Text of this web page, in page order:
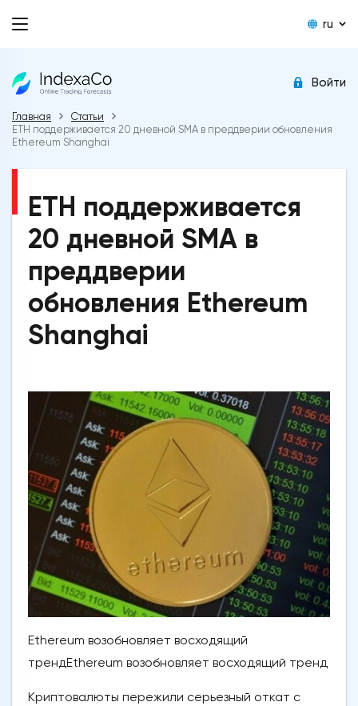
ru
Войти
Главная
Статьи
ETH поддерживается 20 дневной SMA в преддверии обновления
Ethereum Shanghai
ETH поддерживается
20 дневной SMA в
преддверии
обновления Ethereum
Shanghai
Ethereum возобновляет восходящий
трендEthereum возобновляет восходящий тренд
Криптовалюты пережили серьезный откат с